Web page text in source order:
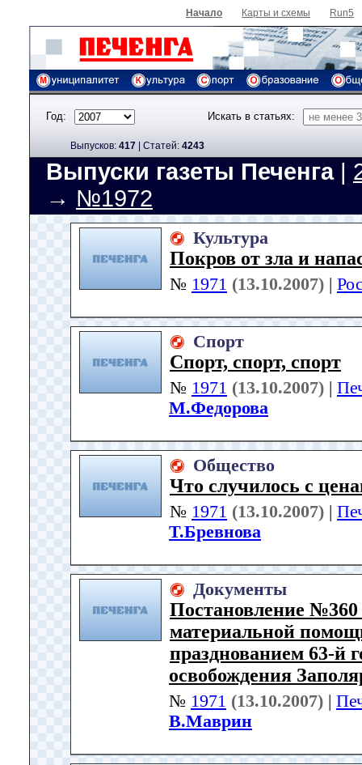
Начало Карты и схемы Run5
Год: Искать в статьях:
Выпусков: 417 | Cтатей: 4243
Выпуски газеты Печенга|
→ №1972
Культура
Покров от зла и
№ 1971 (13.10.2007) |
Спорт
Спорт, спорт, спорт
№ 1971 (13.10.2007) |
М.Федорова
Общество
Что случилось с
№ 1971 (13.10.2007) |
Т.Бревнова
Документы
Постановление
материальной
празднованием 63-й
освобождения
№ 1971 (13.10.2007) |
В.Маврин